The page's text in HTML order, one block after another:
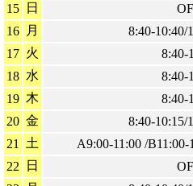
15
日
16
月
8:40-10:40/
17 火
8:40-
18 水
8:40-
19 木
8:40-
20 金
8:40-10:15/
21
土
A9:00-11:00 /B11:00-
22
日